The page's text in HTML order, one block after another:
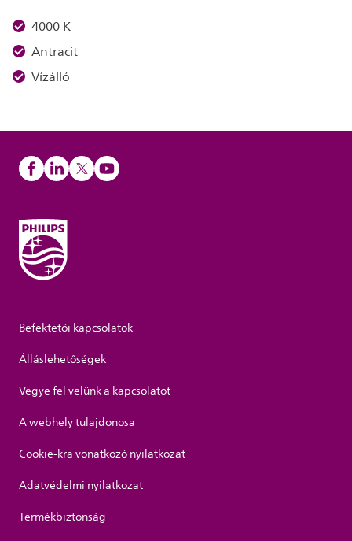
4000 K
Antracit
Vízálló
Befektetői kapcsolatok
Álláslehetőségek
Vegye fel velünk a kapcsolatot
A webhely tulajdonosa
Cookie-kra vonatkozó nyilatkozat
Adatvédelmi nyilatkozat
Termékbiztonság